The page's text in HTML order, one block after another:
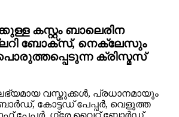
കസ്റ്റം ബാലെരിന
ബോക്സ്, നെക്ലേസും
ക്രിസ്മസ്
വസ്തുക്കൾ, പ്രധാനമായും
കോട്ടഡ് പേപ്പർ, വെളുത്ത
പേപ്പർ, ഗ്രേ വൈറ്റ് ബോർഡ്